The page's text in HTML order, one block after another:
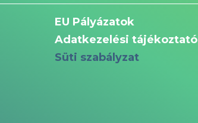
EU Pályázatok
Adatkezelési tájékoztató
Süti szabályzat